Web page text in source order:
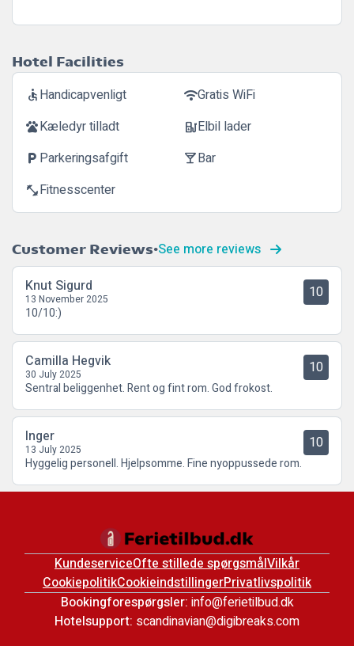
Hotel Facilities
accessibleHandicapvenligt wifiGratis WiFi
petsKæledyr tilladt ev_stationElbil lader
local_parking Parkeringsafgift local_barBar
fitness_centerFitnesscenter
Customer Reviews See more reviews
Knut Sigurd
13 November 2025 10
10/10:)
Camilla Hegvik
30 July 2025 10
Sentral beliggenhet. Rent og fint rom. God frokost.
Inger
13 July 2025 10
Hyggelig personell. Hjelpsomme. Fine nyoppussede rom.
KundeserviceOfte stillede spørgsmålVilkår
CookiepolitikCookieindstillingerPrivatlivspolitik
Bookingforespørgsler: info@ferietilbud.dk
Hotelsupport: scandinavian@digibreaks.com